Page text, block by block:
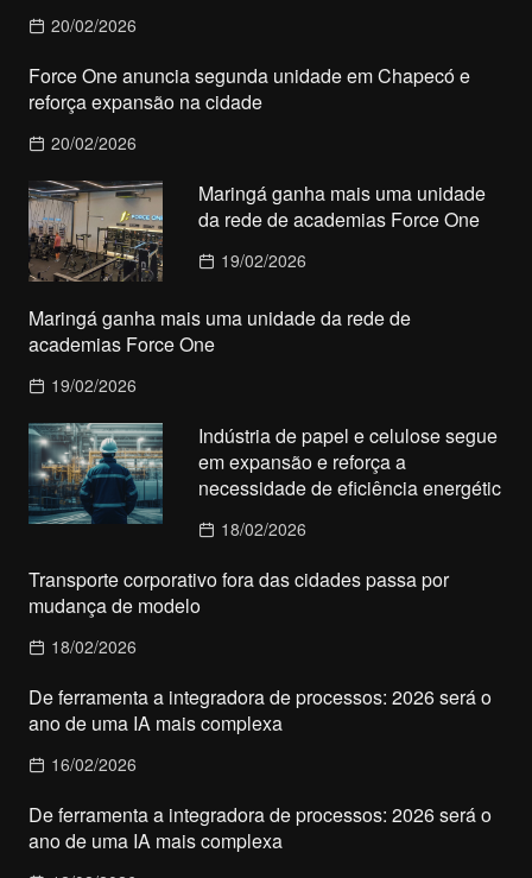
20/02/2026
Force One anuncia segunda unidade em Chapecó e
reforça expansão na cidade
20/02/2026
Maringá ganha mais uma unidade
da rede de academias Force One
19/02/2026
Maringá ganha mais uma unidade da rede de
academias Force One
19/02/2026
Indústria de papel e celulose segue
em expansão e reforça a
necessidade de eficiência energétic
18/02/2026
Transporte corporativo fora das cidades passa por
mudança de modelo
18/02/2026
De ferramenta a integradora de processos: 2026 será o
ano de uma IA mais complexa
16/02/2026
De ferramenta a integradora de processos: 2026 será o
ano de uma IA mais complexa